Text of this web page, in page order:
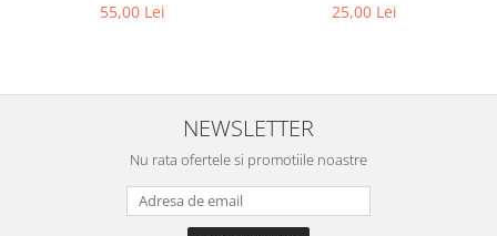
55,00 Lei
25,00 Lei
NEWSLETTER
Nu rata ofertele si promotiile noastre